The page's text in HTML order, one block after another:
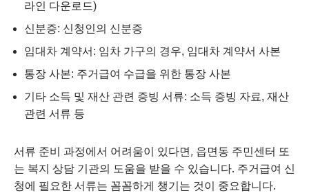
라인 다운로드)
신분증: 신청인의 신분증
임대차 계약서: 임차 가구의 경우, 임대차 계약서 사본
통장 사본: 주거급여 수급을 위한 통장 사본
기타 소득 및 재산 관련 증빙 서류: 소득 증빙 자료, 재산
관련 서류 등
서류 준비 과정에서 어려움이 있다면, 읍면동 주민센터 또
는 복지 상담 기관의 도움을 받을 수 있습니다. 주거급여 신
청에 필요한 서류는 꼼꼼하게 챙기는 것이 중요합니다.